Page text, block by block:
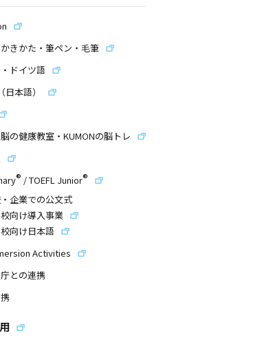
きかた・筆ペン・毛筆
ドイツ語
本語）
の健康教室・KUMONの脳トレ
® /TOEFL Junior®
企業での公文式
向け導入事業
向け日本語
Activities
との連携